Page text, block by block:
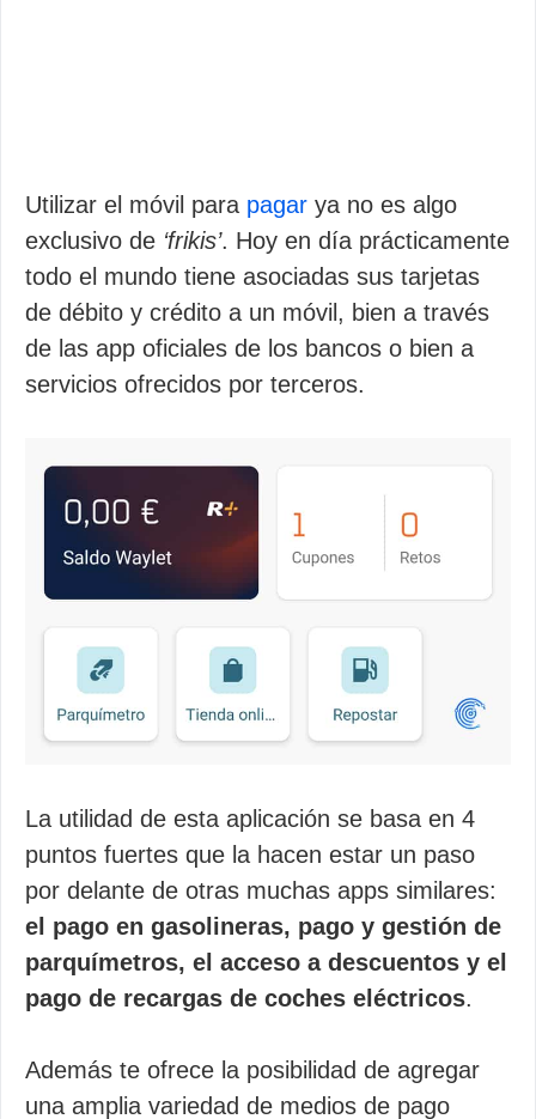
Utilizar el móvil para pagar ya no es algo
exclusivo de ‘frikis’. Hoy en día prácticamente
todo el mundo tiene asociadas sus tarjetas
de débito y crédito a un móvil, bien a través
de las app oficiales de los bancos o bien a
servicios ofrecidos por terceros.
La utilidad de esta aplicación se basa en 4
puntos fuertes que la hacen estar un paso
por delante de otras muchas apps similares:
el pago en gasolineras, pago y gestión de
parquímetros, el acceso a descuentos y el
pago de recargas de coches eléctricos.
Además te ofrece la posibilidad de agregar
una amplia variedad de medios de pago